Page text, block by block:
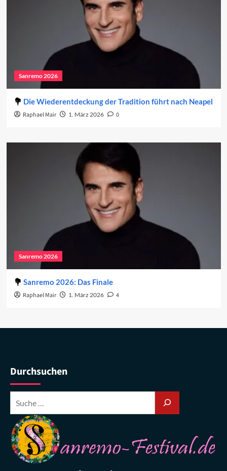
Sanremo 2026
Die Wiederentdeckung der Tradition führt nach Neapel
Raphael Mair 1. März 2026 0
Sanremo 2026
Sanremo 2026: Das Finale
Raphael Mair 1. März 2026 4
Durchsuchen